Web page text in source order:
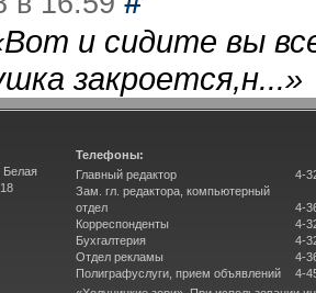
Вот и сидите вы
закроется,н...»
Белая
Телефоны:
Главный редактор
Зам. гл. редактора, компьютерный
отдел
Корреспонденты
Бухгалтерия
Отдел рекламы
Полиграфуслуги, прием объявлений
4-
4-
4-
4-
4-
4-